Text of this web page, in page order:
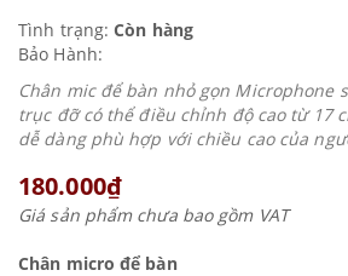
Tình trạng: Còn hàng
Bảo Hành:
Chân mic để bàn nhỏ gọn Microphone
trục đỡ có thể điều chỉnh độ cao từ 17
dễ dàng phù hợp với chiều cao của
180.000₫
Giá sản phẩm chưa bao gồm VAT
Chân micro để bàn